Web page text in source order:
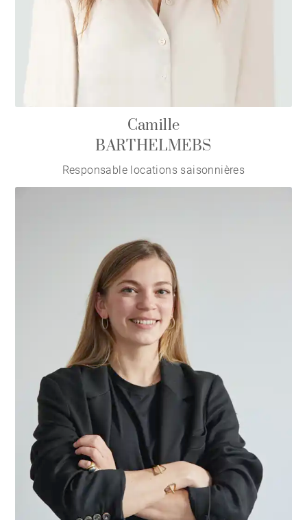
Camille
BARTHELMEBS
Responsable locations saisonnières